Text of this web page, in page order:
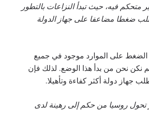
متحكم فيه، حيث تبدأ النزاعات بالتطور
ضغطا مضاعفا على جهاز الدولة
الضغط على الموارد موجود في جميع
نكن نحن من بدأ هذا الوضع. لذلك فإن
جهاز دولة أكثر كفاءة وتأهيلا.
روسيا من حكم إلى رهينة لدى